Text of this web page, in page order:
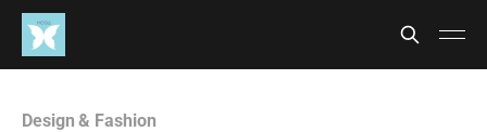
Design & Fashion